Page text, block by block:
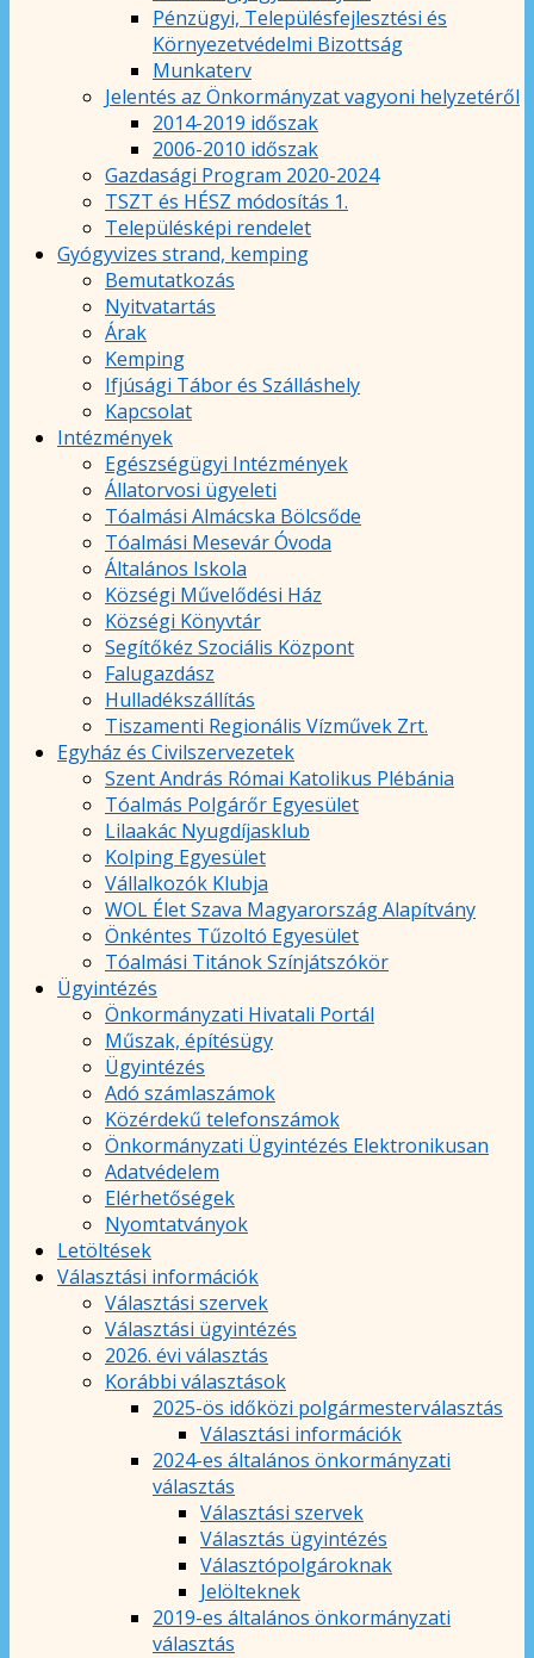
Pénzügyi, Településfejlesztési és
Környezetvédelmi Bizottság
Munkaterv
Jelentés az Önkormányzat vagyoni helyzetéről
2014-2019 időszak
2006-2010 időszak
Gazdasági Program 2020-2024
TSZT és HÉSZ módosítás 1.
Településképi rendelet
Gyógyvizes strand, kemping
Bemutatkozás
Nyitvatartás
Árak
Kemping
Ifjúsági Tábor és Szálláshely
Kapcsolat
Intézmények
Egészségügyi Intézmények
Állatorvosi ügyeleti
Tóalmási Almácska Bölcsőde
Tóalmási Mesevár Óvoda
Általános Iskola
Községi Művelődési Ház
Községi Könyvtár
Segítőkéz Szociális Központ
Falugazdász
Hulladékszállítás
Tiszamenti Regionális Vízművek Zrt.
Egyház és Civilszervezetek
Szent András Római Katolikus Plébánia
Tóalmás Polgárőr Egyesület
Lilaakác Nyugdíjasklub
Kolping Egyesület
Vállalkozók Klubja
WOL Élet Szava Magyarország Alapítvány
Önkéntes Tűzoltó Egyesület
Tóalmási Titánok Színjátszókör
Ügyintézés
Önkormányzati Hivatali Portál
Műszak, építésügy
Ügyintézés
Adó számlaszámok
Közérdekű telefonszámok
Önkormányzati Ügyintézés Elektronikusan
Adatvédelem
Elérhetőségek
Nyomtatványok
Letöltések
Választási információk
Választási szervek
Választási ügyintézés
2026. évi választás
Korábbi választások
2025-ös időközi polgármesterválasztás
Választási információk
2024-es általános önkormányzati
választás
Választási szervek
Választás ügyintézés
Választópolgároknak
Jelölteknek
2019-es általános önkormányzati
választás